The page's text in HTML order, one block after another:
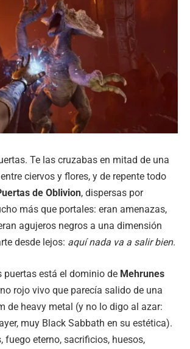
Te las cruzabas en mitad de una
ciervos y flores, y de repente todo
de Oblivion, dispersas por
más que portales: eran amenazas,
agujeros negros a una dimensión
desde lejos: aquí nada va a salir bien.
puertas está el dominio de Mehrunes
rojo vivo que parecía salido de una
de heavy metal (y no lo digo al azar:
muy Black Sabbath en su estética).
fuego eterno, sacrificios, huesos,